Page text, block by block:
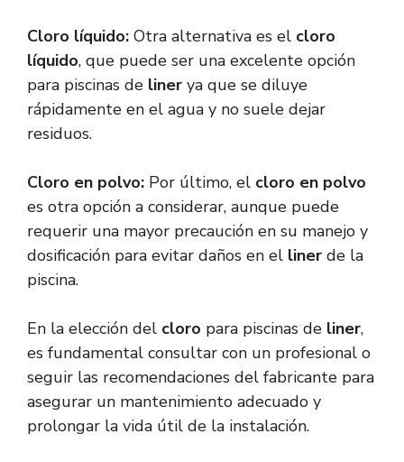
Cloro líquido: Otra alternativa es el cloro
líquido, que puede ser una excelente opción
para piscinas de liner ya que se diluye
rápidamente en el agua y no suele dejar
residuos.
Cloro en polvo: Por último, el cloro en polvo
es otra opción a considerar, aunque puede
requerir una mayor precaución en su manejo y
dosificación para evitar daños en el liner de la
piscina.
En la elección del cloro para piscinas de liner,
es fundamental consultar con un profesional o
seguir las recomendaciones del fabricante para
asegurar un mantenimiento adecuado y
prolongar la vida útil de la instalación.